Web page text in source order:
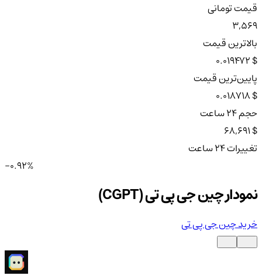
قیمت تومانی
3,569
بالاترین قیمت
$ 0.019472
پایین‌ترین قیمت
$ 0.018718
حجم ۲۴ ساعت
$ 68,691
تغییرات ۲۴ ساعت
-0.92%
نمودار چین جی پی تی (CGPT)
خرید چین جی پی تی